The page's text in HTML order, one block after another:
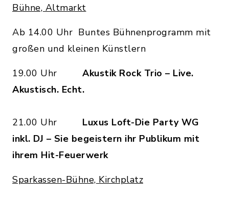
Bühne, Altmarkt
Ab 14.00 Uhr Buntes Bühnenprogramm mit
großen und kleinen Künstlern
19.00 Uhr Akustik Rock Trio – Live.
Akustisch. Echt.
21.00 Uhr Luxus Loft-Die Party WG
inkl. DJ – Sie begeistern ihr Publikum mit
ihrem Hit-Feuerwerk
Sparkassen-Bühne, Kirchplatz